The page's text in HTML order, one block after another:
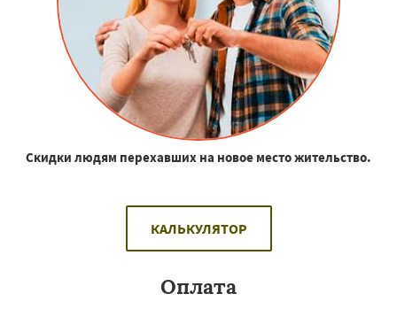
Скидки людям перехавших на новое место жительство.
КАЛЬКУЛЯТОР
Оплата